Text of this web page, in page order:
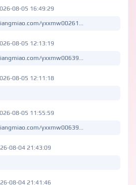
08-05 16:49:29
yxxmw00261...
08-05 12:13:19
yxxmw00639...
08-05 12:11:18
08-05 11:55:59
yxxmw00639...
08-04 21:43:09
08-04 21:41:46